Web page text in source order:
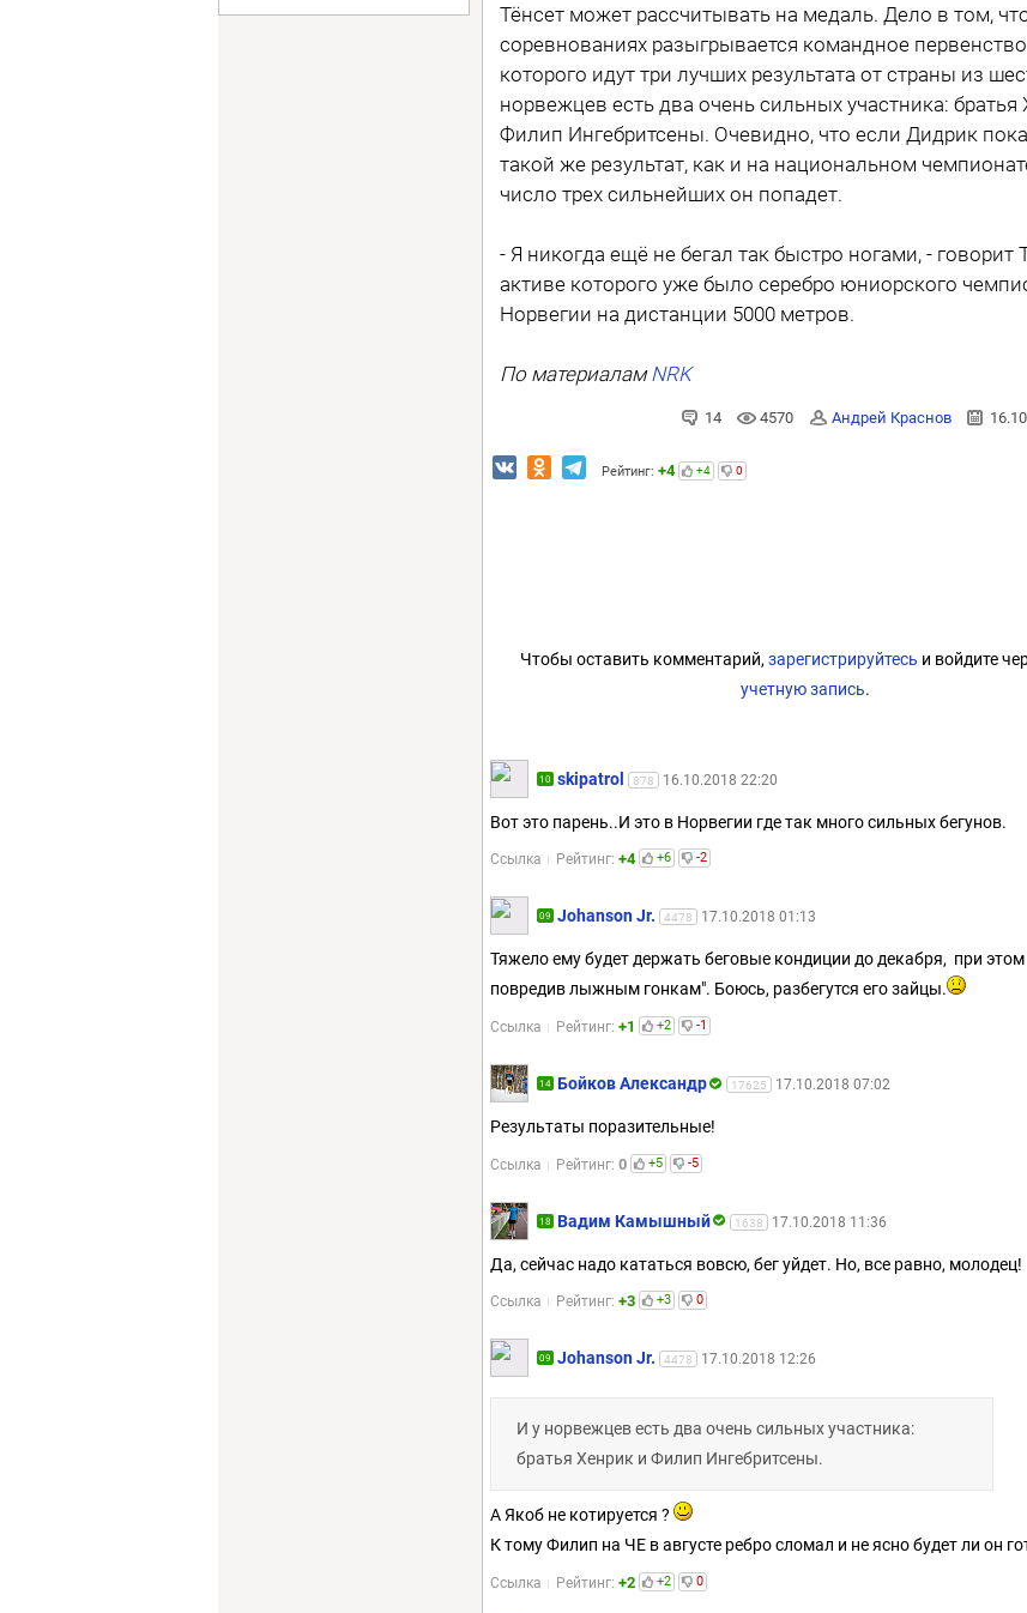
Тёнсет может рассчитывать на медаль. Дело в том,
соревнованиях разыгрывается командное
которого идут три лучших результата от страны из
норвежцев есть два очень сильных участника: братья
Филип Ингебритсены. Очевидно, что если Дидрик
такой же результат, как и на национальном
число трех сильнейших он попадет.
- Я никогда ещё не бегал так быстро ногами, - говорит
активе которого уже было серебро юниорского
Норвегии на дистанции 5000 метров.
По материалам NRK
14 4570 Андрей Краснов
Рейтинг: +4 +4 0
Чтобы оставить комментарий, зарегистрируйтесь и войдите
учетную запись.
10 skipatrol 878 16.10.2018 22:20
Вот это парень..И это в Норвегии где так много сильных бегунов.
Ссылка Рейтинг: +4 +6 -2
09 Johanson Jr. 4478 17.10.2018 01:13
Тяжело ему будет держать беговые кондиции до декабря, при
повредив лыжным гонкам". Боюсь, разбегутся его зайцы.
Ссылка Рейтинг: +1 +2 -1
14 Бойков Александр 17625 17.10.2018 07:02
Результаты поразительные!
Ссылка Рейтинг: 0 +5 -5
18 Вадим Камышный 1638 17.10.2018 11:36
Да, сейчас надо кататься вовсю, бег уйдет. Но, все равно, молодец!
Ссылка Рейтинг: +3 +3 0
09 Johanson Jr. 4478 17.10.2018 12:26
И у норвежцев есть два очень сильных участника:
братья Хенрик и Филип Ингебритсены.
А Якоб не котируется ?
К тому Филип на ЧЕ в августе ребро сломал и не ясно будет ли он
Ссылка Рейтинг: +2 +2 0